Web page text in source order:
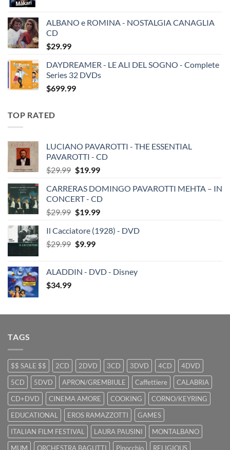
ALBANO e ROMINA - NOSTALGIA CANAGLIA
CD
$29.99
DAYDREAMER - LE ALI DEL SOGNO - Complete
Series 32 DVDs
$699.99
TOP RATED
LUCIANO PAVAROTTI - THE ESSENTIAL
PAVAROTTI - CD
$29.99 Original
was:
$29.99.
$19.99Current
is:
$19.99.
CARRERAS DOMINGO PAVAROTTI MEHTA – IN
CONCERT - CD
$29.99 Original
was:
$29.99.
$19.99Current
is:
Il Cacciatore (1928) - DVD
$29.99 Original
$29.99.
$9.99Current
$9.99.
ALADDIN - DVD - Disney
$34.99
TAGS
$$ SALE $$ 2CD 2DVD 3CD 3DVD 4CD
4DVD
5CD
5DVD APRON/GREMBIULE Caffettiere
CALABRIA
CD+DVD
CINEMA AMORE COOKING
CORNO/KEYRING
EDUCATIONAL
EROS RAMAZZOTTI
GAMES
ITALIAN FILM FESTIVAL
LAURA PAUSINI
MONTALBANO
MUM
ORCHESTRA BAGUTTI Pinocchio RELIGIOUS